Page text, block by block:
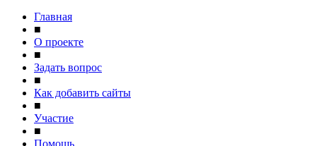
Главная
■
О проекте
■
Задать вопрос
■
Как добавить сайты
■
Участие
■